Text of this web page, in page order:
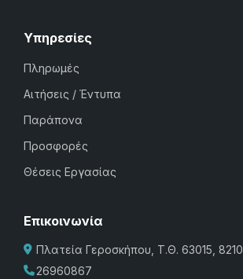
Υπηρεσίες
Πληρωμές
Αιτήσεις / Έντυπα
Παράπονα
Προσφορές
Θέσεις Εργασίας
Επικοινωνία
Πλατεία Γεροσκήπου, Τ.Θ. 63015, 8210
26960867